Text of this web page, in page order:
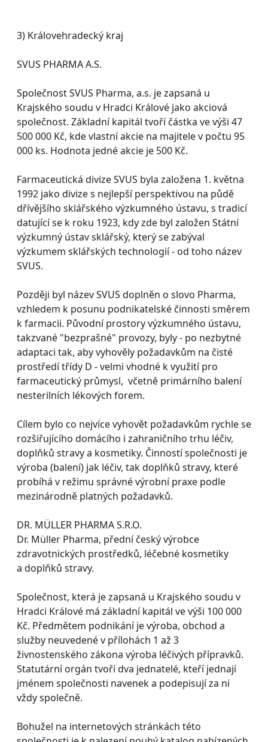
3) Královehradecký kraj
SVUS PHARMA A.S.
Společnost SVUS Pharma, a.s. je zapsaná u
Krajského soudu v Hradci Králové jako akciová
společnost. Základní kapitál tvoří částka ve výši 47
500 000 Kč, kde vlastní akcie na majitele v počtu 95
000 ks. Hodnota jedné akcie je 500 Kč.
Farmaceutická divize SVUS byla založena 1. května
1992 jako divize s nejlepší perspektivou na půdě
dřívějšího sklářského výzkumného ústavu, s tradicí
datující se k roku 1923, kdy zde byl založen Státní
výzkumný ústav sklářský, který se zabýval
výzkumem sklářských technologií - od toho název
SVUS.
Později byl název SVUS doplněn o slovo Pharma,
vzhledem k posunu podnikatelské činnosti směrem
k farmacii. Původní prostory výzkumného ústavu,
takzvané "bezprašné" provozy, byly - po nezbytné
adaptaci tak, aby vyhověly požadavkům na čisté
prostředí třídy D - velmi vhodné k využití pro
farmaceutický průmysl, včetně primárního balení
nesterilních lékových forem.
Cílem bylo co nejvíce vyhovět požadavkům rychle se
rozšiřujícího domácího i zahraničního trhu léčiv,
doplňků stravy a kosmetiky. Činností společnosti je
výroba (balení) jak léčiv, tak doplňků stravy, které
probíhá v režimu správné výrobní praxe podle
mezinárodně platných požadavků.
DR. MÜLLER PHARMA S.R.O.
Dr. Müller Pharma, přední český výrobce
zdravotnických prostředků, léčebné kosmetiky
a doplňků stravy.
Společnost, která je zapsaná u Krajského soudu v
Hradci Králové má základní kapitál ve výši 100 000
Kč. Předmětem podnikání je výroba, obchod a
služby neuvedené v přílohách 1 až 3
živnostenského zákona výroba léčivých přípravků.
Statutární orgán tvoří dva jednatelé, kteří jednají
jménem společnosti navenek a podepisují za ni
vždy společně.
Bohužel na internetových stránkách této